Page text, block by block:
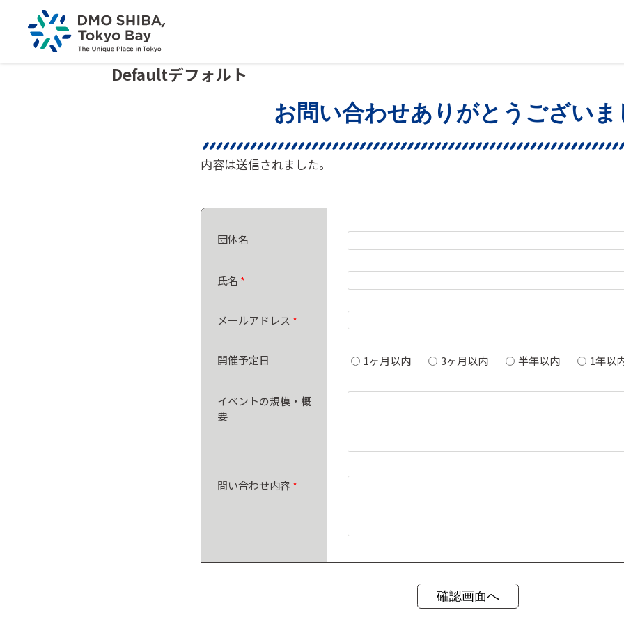
Defaultデフォルト
お問い合わせありがとうございま
内容は送信されました。
団体名
氏名
メールアドレス
開催予定日 1ヶ月以内 3ヶ月以内 半年以内 1年以
イベントの規模・概
要
問い合わせ内容